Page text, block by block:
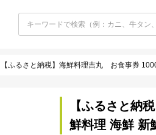
【ふるさと納税】海鮮料理吉丸 お食事券
【ふるさと納
鮮料理 海鮮 新